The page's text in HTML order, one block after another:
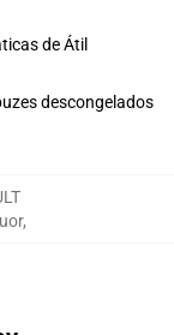
de Átil
descongelados
,